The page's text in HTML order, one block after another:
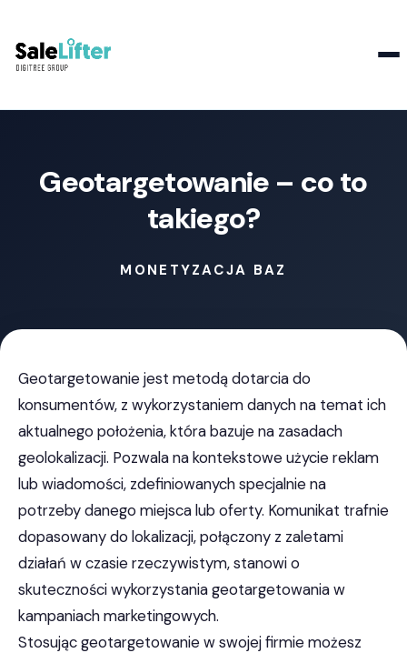
Geotargetowanie – co to
takiego?
MONETYZACJA BAZ
Geotargetowanie jest metodą dotarcia do
konsumentów, z wykorzystaniem danych na temat ich
aktualnego położenia, która bazuje na zasadach
geolokalizacji. Pozwala na kontekstowe użycie reklam
lub wiadomości, zdefiniowanych specjalnie na
potrzeby danego miejsca lub oferty. Komunikat trafnie
dopasowany do lokalizacji, połączony z zaletami
działań w czasie rzeczywistym, stanowi o
skuteczności wykorzystania geotargetowania w
kampaniach marketingowych.
Stosując geotargetowanie w swojej firmie możesz